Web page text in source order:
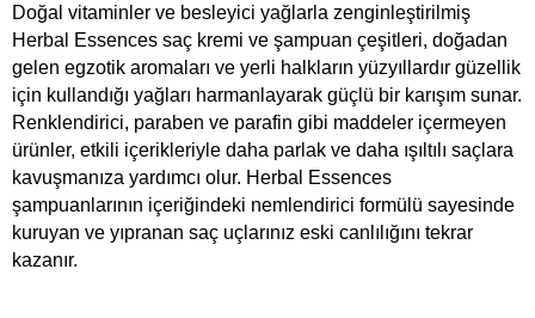
Doğal vitaminler ve besleyici yağlarla zenginleştirilmiş
Herbal Essences saç kremi ve şampuan çeşitleri, doğadan
gelen egzotik aromaları ve yerli halkların yüzyıllardır güzellik
için kullandığı yağları harmanlayarak güçlü bir karışım sunar.
Renklendirici, paraben ve parafin gibi maddeler içermeyen
ürünler, etkili içerikleriyle daha parlak ve daha ışıltılı saçlara
kavuşmanıza yardımcı olur. Herbal Essences
şampuanlarının içeriğindeki nemlendirici formülü sayesinde
kuruyan ve yıpranan saç uçlarınız eski canlılığını tekrar
kazanır.